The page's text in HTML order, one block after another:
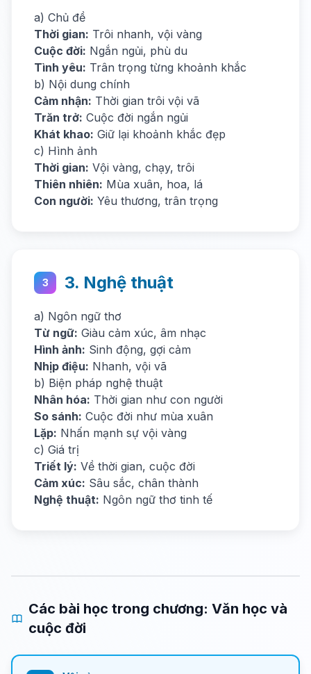
a) Chủ đề
Thời gian: Trôi nhanh, vội vàng
Cuộc đời: Ngắn ngủi, phù du
Tình yêu: Trân trọng từng khoảnh khắc
b) Nội dung chính
Cảm nhận: Thời gian trôi vội vã
Trăn trở: Cuộc đời ngắn ngủi
Khát khao: Giữ lại khoảnh khắc đẹp
c) Hình ảnh
Thời gian: Vội vàng, chạy, trôi
Thiên nhiên: Mùa xuân, hoa, lá
Con người: Yêu thương, trân trọng
3 3. Nghệ thuật
a) Ngôn ngữ thơ
Từ ngữ: Giàu cảm xúc, âm nhạc
Hình ảnh: Sinh động, gợi cảm
Nhịp điệu: Nhanh, vội vã
b) Biện pháp nghệ thuật
Nhân hóa: Thời gian như con người
So sánh: Cuộc đời như mùa xuân
Lặp: Nhấn mạnh sự vội vàng
c) Giá trị
Triết lý: Về thời gian, cuộc đời
Cảm xúc: Sâu sắc, chân thành
Nghệ thuật: Ngôn ngữ thơ tinh tế
Các bài học trong chương: Văn học và
cuộc đời